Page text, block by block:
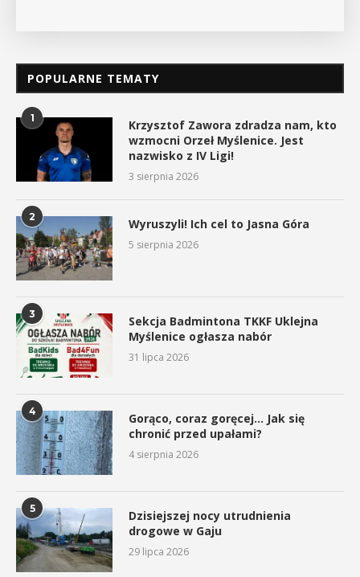
POPULARNE TEMATY
1
Krzysztof Zawora zdradza nam, kto
wzmocni Orzeł Myślenice. Jest
nazwisko z IV Ligi!
3 sierpnia 2026
2 Wyruszyli! Ich cel to Jasna Góra
5 sierpnia 2026
3
Sekcja Badmintona TKKF Uklejna
Myślenice ogłasza nabór
31 lipca 2026
4
Gorąco, coraz goręcej… Jak się
chronić przed upałami?
4 sierpnia 2026
5
Dzisiejszej nocy utrudnienia
drogowe w Gaju
29 lipca 2026